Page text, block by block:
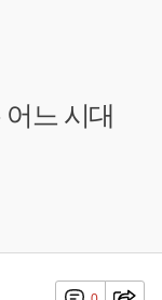
느 시대